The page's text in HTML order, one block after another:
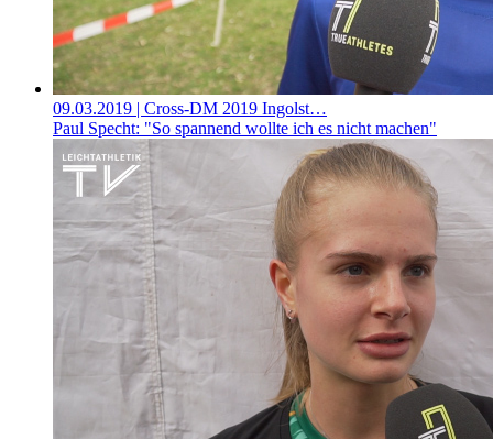
09.03.2019 | Cross-DM 2019 Ingolst…
Paul Specht: "So spannend wollte ich es nicht machen"